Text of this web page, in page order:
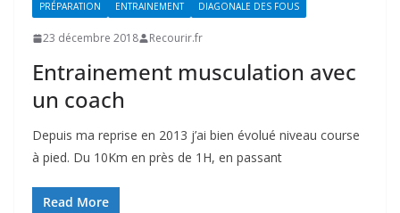
PRÉPARATION ENTRAINEMENT DIAGONALE DES FOUS
23 décembre 2018 Recourir.fr
Entrainement musculation avec
un coach
Depuis ma reprise en 2013 j’ai bien évolué niveau course
à pied. Du 10Km en près de 1H, en passant
Read More